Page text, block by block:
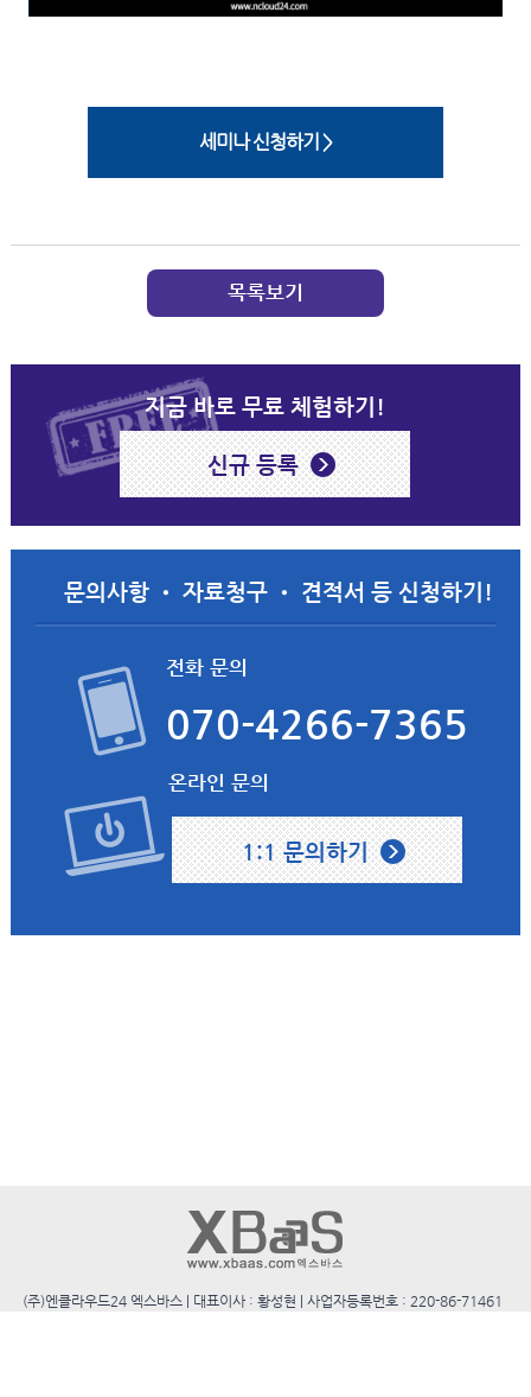
세미나 신청하기 >
목록보기
지금 바로 무료 체험하기!
신규 등록
문의사항 • 자료청구 • 견적서 등 신청하기!
전화 문의
070-4266-7365
온라인 문의
1:1 문의하기
(주)엔클라우드24 엑스바스 | 대표이사 : 황성현 | 사업자등록번호 : 220-86-71461